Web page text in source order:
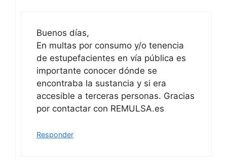
Buenos días,
En multas por consumo y/o tenencia
de estupefacientes en vía pública es
importante conocer dónde se
encontraba la sustancia y si era
accesible a terceras personas. Gracias
por contactar con REMULSA.es
Responder